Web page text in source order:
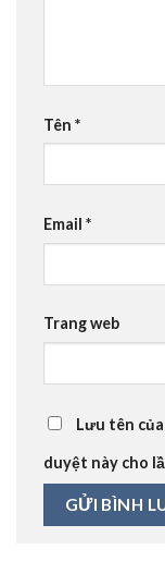
Tên *
Email *
Trang web
Lưu tên
duyệt này cho